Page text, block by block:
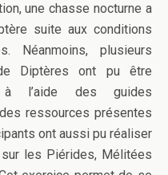
une chasse nocturne a
suite aux conditions
Néanmoins, plusieurs
Diptères ont pu être
l’aide des guides
ressources présentes
ont aussi pu réaliser
les Piérides, Mélitées